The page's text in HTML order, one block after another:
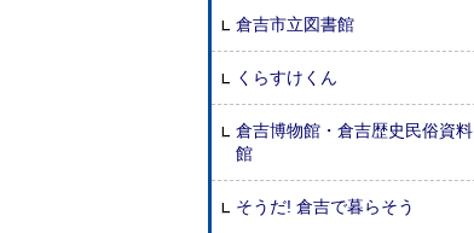
倉吉市立図書館
くらすけくん
倉吉博物館・倉吉歴史民俗資料
館
そうだ! 倉吉で暮らそう